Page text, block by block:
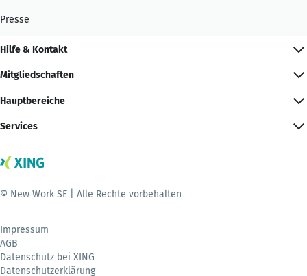
Presse
Hilfe & Kontakt
Mitgliedschaften
Hauptbereiche
Services
© New Work SE | Alle Rechte vorbehalten
Impressum
AGB
Datenschutz bei XING
Datenschutzerklärung